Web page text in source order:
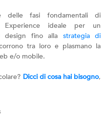
delle fasi fondamentali di
ideale per un
design fino alla strategia di
tra loro e plasmano la
e/o mobile.
Dicci di cosa hai bisogno,